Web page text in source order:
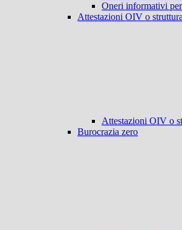
Oneri informativi
Attestazioni OIV o
Attestazioni OIV o
Burocrazia zero